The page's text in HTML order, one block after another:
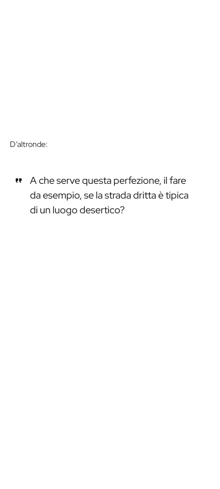
D’altronde:
A che serve questa perfezione, il fare
da esempio, se la strada dritta è tipica
di un luogo desertico?